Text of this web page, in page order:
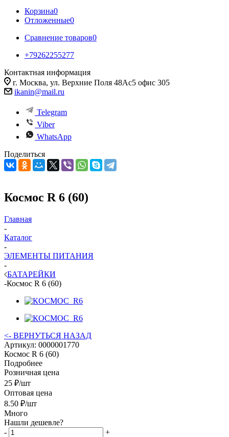
Корзина0
Отложенные0
Сравнение товаров0
+79262255277
Контактная информация
г. Москва, ул. Верхние Поля 48Ас5 офис 305
ikanin@mail.ru
Telegram
Viber
WhatsApp
Поделиться
Космос R 6 (60)
Главная
-
Каталог
-
ЭЛЕМЕНТЫ ПИТАНИЯ
-
БАТАРЕЙКИ
-Космос R 6 (60)
<- ВЕРНУТЬСЯ НАЗАД
Артикул: 0000001770
Космос R 6 (60)
Подробнее
Розничная цена
25 ₽/шт
Оптовая цена
8.50 ₽/шт
Много
Нашли дешевле?
-
+